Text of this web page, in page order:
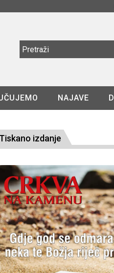
NAJAVE
Tiskano izdanje